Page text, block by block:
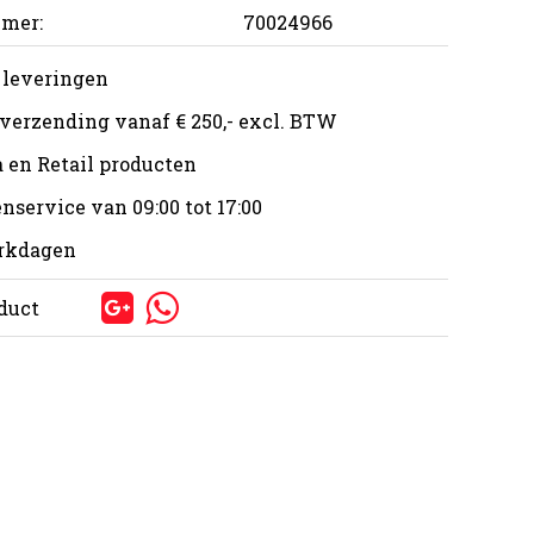
70024966
vanaf € 250,- excl. BTW
en Retail producten
van 09:00 tot 17:00